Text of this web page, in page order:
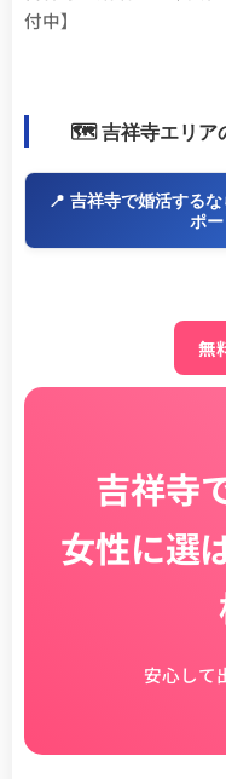
付中】
🗺️ 吉祥寺エリア
📍 吉祥寺で婚活する
ポ
無
吉祥寺
女性に選
安心して